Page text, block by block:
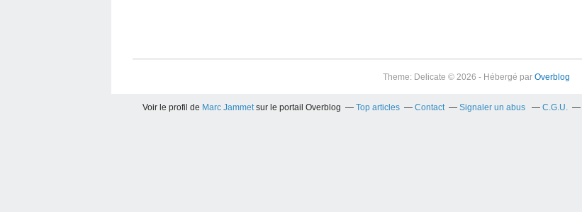
Theme: Delicate © 2026 - Hébergé par Overblog
Voir le profil de Marc Jammetsur le portail Overblog Top articles Contact Signaler un abus C.G.U.